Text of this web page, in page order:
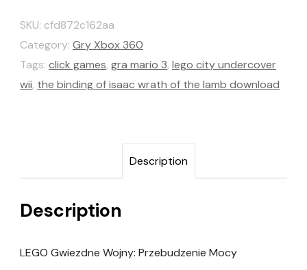
SKU: cfd872c162aa
Category: Gry Xbox 360
Tags: click games, gra mario 3, lego city undercover
wii, the binding of isaac wrath of the lamb download
Description
Description
LEGO Gwiezdne Wojny: Przebudzenie Mocy